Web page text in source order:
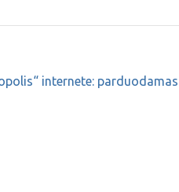
internete: